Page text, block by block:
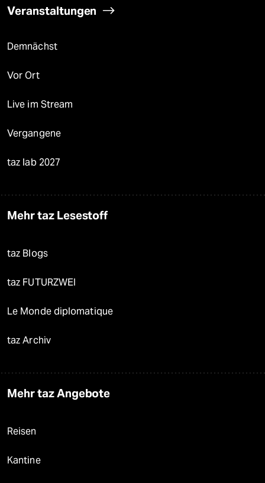
Veranstaltungen
Demnächst
Vor Ort
Live im Stream
Vergangene
taz lab 2027
Mehr taz Lesestoff
taz Blogs
taz FUTURZWEI
Le Monde diplomatique
taz Archiv
Mehr taz Angebote
Reisen
Kantine